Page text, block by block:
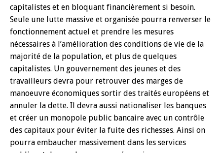
capitalistes et en bloquant financièrement si besoin.
Seule une lutte massive et organisée pourra renverser le
fonctionnement actuel et prendre les mesures
nécessaires à l’amélioration des conditions de vie de la
majorité de la population, et plus de quelques
capitalistes. Un gouvernement des jeunes et des
travailleurs devra pour retrouver des marges de
manoeuvre économiques sortir des traités européens et
annuler la dette. Il devra aussi nationaliser les banques
et créer un monopole public bancaire avec un contrôle
des capitaux pour éviter la fuite des richesses. Ainsi on
pourra embaucher massivement dans les services